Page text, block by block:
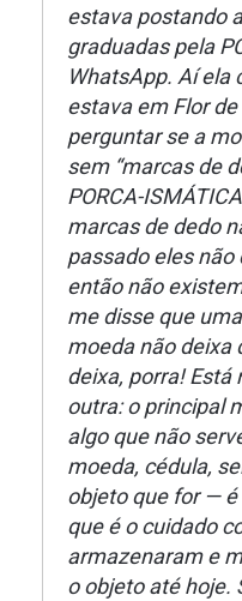
estava postando
graduadas pela
WhatsApp. Aí ela
estava em Flor
perguntar se a
sem “marcas de
PORCA-
marcas de dedo
passado eles não
então não
me disse que
moeda não deixa
deixa, porra! Está
outra: o principal
algo que não
moeda, cédula,
objeto que for —
que é o cuidado
armazenaram e
o objeto até hoje.